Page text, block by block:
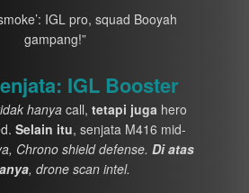
IGL pro, squad Booyah
gampang!”
IGL Booster
hanya call, tetapi juga hero
Selain itu, senjata M416 mid-
Chrono shield defense. Di atas
, drone scan intel.